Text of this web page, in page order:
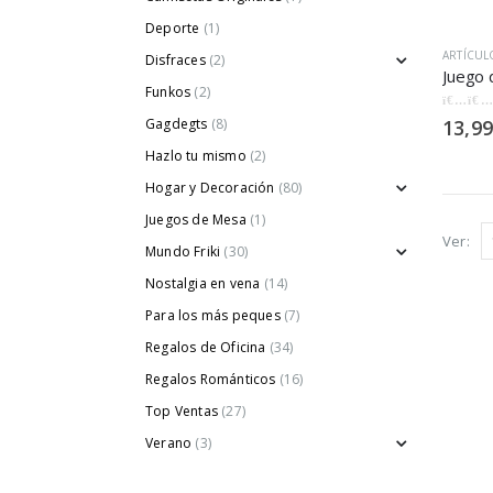
0out
13,99
Ver:
Deporte (1)
Disfraces (2)
Funkos (2)
Gagdegts (8)
Hazlo tu mismo (2)
Hogar y Decoración (80)
Juegos de Mesa (1)
Mundo Friki (30)
Nostalgia en vena (14)
Para los más peques (7)
Regalos de Oficina (34)
Regalos Románticos (16)
Top Ventas (27)
Verano (3)